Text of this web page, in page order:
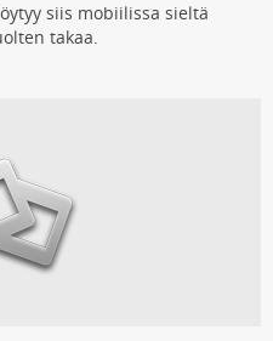
siis mobiilissa sieltä
takaa.